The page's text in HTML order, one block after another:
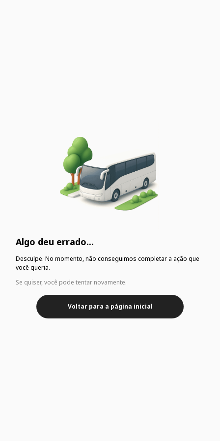
Algo deu errado...
Desculpe. No momento, não conseguimos completar a ação que
você queria.
Se quiser, você pode tentar novamente.
Voltar para a página inicial